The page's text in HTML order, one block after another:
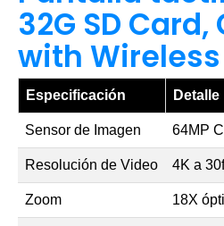
32G SD Card,
with
Especificación Detalle
Sensor de Imagen 64MP
Resolución de Video 4K a
Zoom 18X